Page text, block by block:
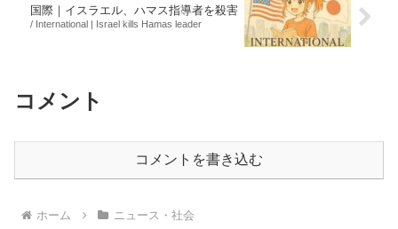
国際｜イスラエル、ハマス指導者を殺害
/ International | Israel kills Hamas leader
コメント
コメントを書き込む
ホーム ニュース・社会